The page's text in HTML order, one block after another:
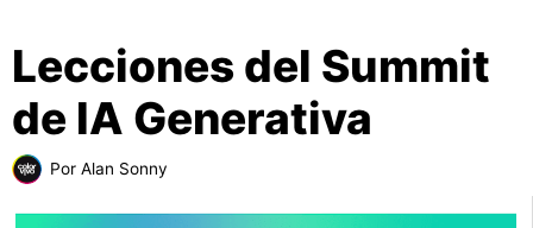
Lecciones del Summit
de IA Generativa
Por Alan Sonny